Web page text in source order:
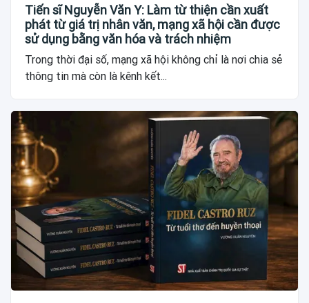
Tiến sĩ Nguyễn Văn Y: Làm từ thiện cần xuất
phát từ giá trị nhân văn, mạng xã hội cần được
sử dụng bằng văn hóa và trách nhiệm
Trong thời đại số, mạng xã hội không chỉ là nơi chia sẻ
thông tin mà còn là kênh kết...